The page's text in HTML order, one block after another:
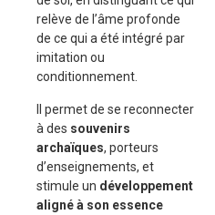
relève de l’âme profonde
de ce qui a été intégré par
imitation ou
conditionnement.
Il permet de se reconnecter
à des souvenirs
archaïques, porteurs
d’enseignements, et
stimule un développement
aligné à son essence